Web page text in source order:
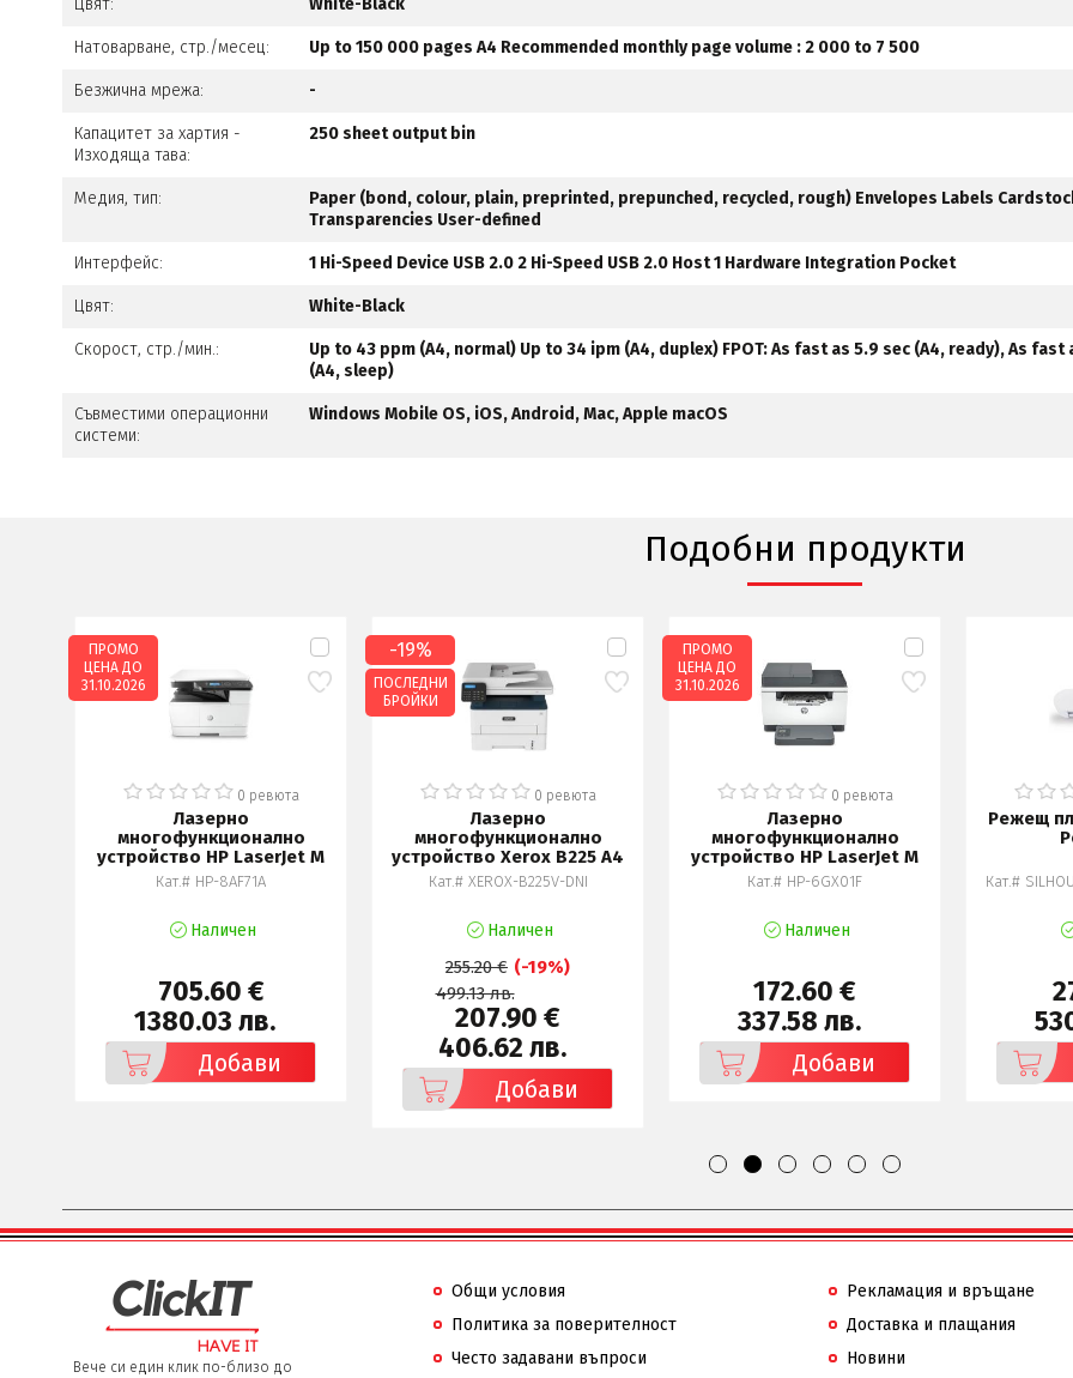
Натоварване, стр./месец: Up to 150 000 pages A4 Recommended monthly page volume : 2 000 to 7 500
Безжична мрежа: -
Капацитет за хартия -
Изходяща тава:
250 sheet output bin
Медия, тип:
Paper (bond, colour, plain, preprinted, prepunched, recycled, rough) Envelopes Labels
Transparencies User-defined
Интерфейс: 1 Hi-Speed Device USB 2.0 2 Hi-Speed USB 2.0 Host 1 Hardware Integration Pocket
Цвят: White-Black
Скорост, стр./мин.:
Up to 43 ppm (A4, normal) Up to 34 ipm (A4, duplex) FPOT: As fast as 5.9 sec (A4, ready), As fast
(A4, sleep)
Съвместими операционни
системи:
Windows Mobile OS, iOS, Android, Mac, Apple macOS
Подобни продукти
0 ревюта
Лазерно
многофункционално
устройство HP LaserJet M
Кат.# HP-8AF71A
Наличен
705.60 €
1380.03 лв.
Добави
ПРОМО
ЦЕНА ДО
31.10.2026
0 ревюта
Лазерно
многофункционално
устройство Xerox B225 A4
Кат.# XEROX-B225V-DNI
Наличен
255.20 € (-19%)
499.13 лв.
207.90 €
406.62 лв.
Добави
-19%
ПОСЛЕДНИ
БРОЙКИ
0 ревюта
Лазерно
многофункционално
устройство HP LaserJet M
Кат.# HP-6GX01F
Наличен
172.60 €
337.58 лв.
Добави
ПРОМО
ЦЕНА ДО
31.10.2026
Режещ
Кат.#
Вече си един клик по-близо до
Общи условия
Рекламация и връщане
Политика за поверителност
Доставка и плащания
Често задавани въпроси
Новини